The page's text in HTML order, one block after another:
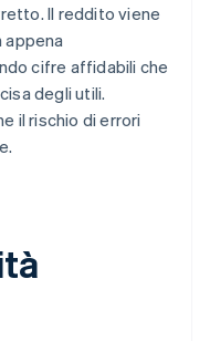
Il reddito viene
appena
cifre affidabili che
degli utili.
il rischio di errori